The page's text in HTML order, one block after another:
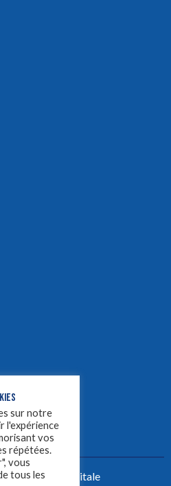
– Agence Digitale
sur notre
l'expérience
vos
répétées.
vous
tous les